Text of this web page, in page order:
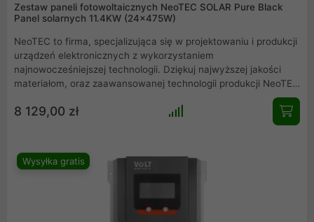
Zestaw paneli fotowoltaicznych NeoTEC SOLAR Pure Black
Panel solarnych 11.4KW (24x475W)
NeoTEC to firma, specjalizująca się w projektowaniu i produkcji
urządzeń elektronicznych z wykorzystaniem
najnowocześniejszej technologii. Dziękuj najwyższej jakości
materiałom, oraz zaawansowanej technologii produkcji NeoTEC
dołączył do grona czołowych producentów paneli słonecznych
na świecie. Model ten oferuje moc 475W/p. Seria Pure Black
8 129,00 zł
Wysyłka gratis